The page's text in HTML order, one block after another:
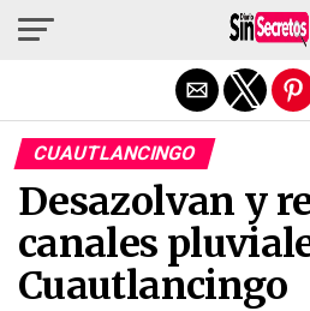
CUAUTLANCINGO
Desazolvan y
canales
Cuautlancingo
Salir de la